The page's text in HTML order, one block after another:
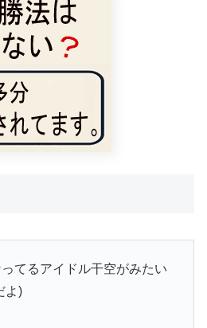
てるアイドル干空がみたい
よ)